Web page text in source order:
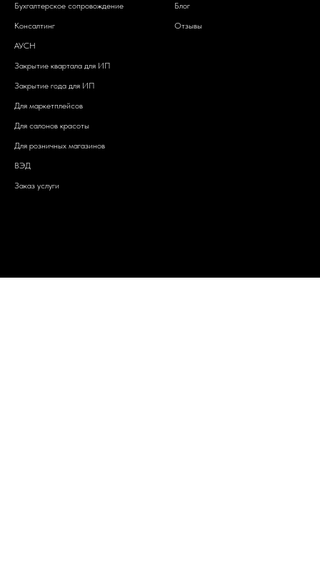
Бухгалтерское сопровождение
Консалтинг
АУСН
Закрытие квартала для ИП
Закрытие года для ИП
Для маркетплейсов
Для салонов красоты
Для розничных магазинов
ВЭД
Заказ услуги
Блог
Отзывы